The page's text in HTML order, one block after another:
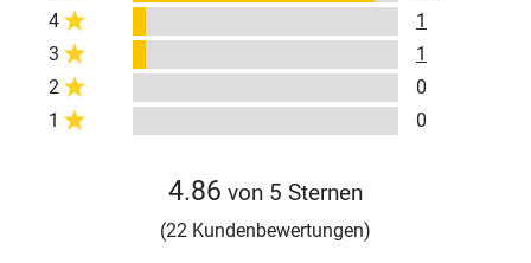
4
1
3
1
2
0
1
0
4.86 von 5 Sternen
(22 Kundenbewertungen)